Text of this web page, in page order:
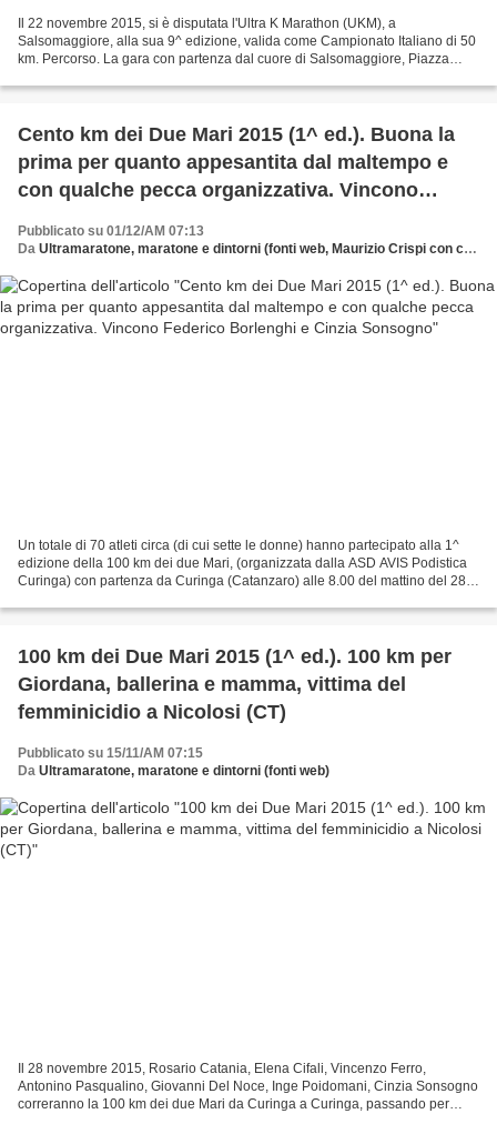
Il 22 novembre 2015, si è disputata l'Ultra K Marathon (UKM), a
Salsomaggiore, alla sua 9^ edizione, valida come Campionato Italiano di 50
km. Percorso. La gara con partenza dal cuore di Salsomaggiore, Piazza
Cento km dei Due Mari 2015 (1^ ed.). Buona la
prima per quanto appesantita dal maltempo e
con qualche pecca organizzativa. Vincono
Pubblicato su 01/12/AM 07:13
Da Ultramaratone, maratone e dintorni (fonti web, Maurizio Crispi con contributo di Eelena Cifali)
Un totale di 70 atleti circa (di cui sette le donne) hanno partecipato alla 1^
edizione della 100 km dei due Mari, (organizzata dalla ASD AVIS Podistica
Curinga) con partenza da Curinga (Catanzaro) alle 8.00 del mattino del 28
100 km dei Due Mari 2015 (1^ ed.). 100 km per
Giordana, ballerina e mamma, vittima del
femminicidio a Nicolosi (CT)
Pubblicato su 15/11/AM 07:15
Da Ultramaratone, maratone e dintorni (fonti web)
Il 28 novembre 2015, Rosario Catania, Elena Cifali, Vincenzo Ferro,
Antonino Pasqualino, Giovanni Del Noce, Inge Poidomani, Cinzia Sonsogno
correranno la 100 km dei due Mari da Curinga a Curinga, passando per